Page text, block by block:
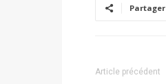
Partager
Article précédent